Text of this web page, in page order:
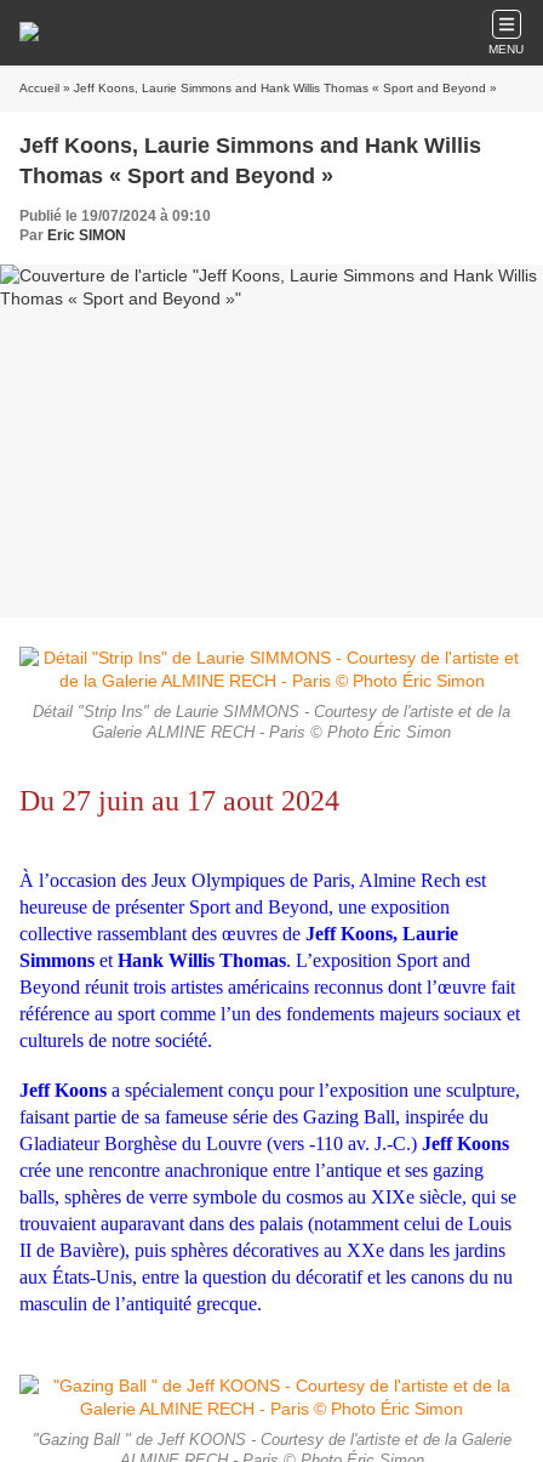
MENU
Accueil » Jeff Koons, Laurie Simmons and Hank Willis Thomas « Sport and Beyond »
Jeff Koons, Laurie Simmons and Hank Willis
Thomas « Sport and Beyond »
Publié le 19/07/2024 à 09:10
Par Eric SIMON
Détail "Strip Ins" de Laurie SIMMONS - Courtesy de l'artiste et de la
Galerie ALMINE RECH - Paris © Photo Éric Simon
Du 27 juin au 17 aout 2024
À l’occasion des Jeux Olympiques de Paris, Almine Rech est
heureuse de présenter Sport and Beyond, une exposition
collective rassemblant des œuvres de Jeff Koons, Laurie
Simmons et Hank Willis Thomas. L’exposition Sport and
Beyond réunit trois artistes américains reconnus dont l’œuvre fait
référence au sport comme l’un des fondements majeurs sociaux et
culturels de notre société.
Jeff Koons a spécialement conçu pour l’exposition une sculpture,
faisant partie de sa fameuse série des Gazing Ball, inspirée du
Gladiateur Borghèse du Louvre (vers -110 av. J.-C.) Jeff Koons
crée une rencontre anachronique entre l’antique et ses gazing
balls, sphères de verre symbole du cosmos au XIXe siècle, qui se
trouvaient auparavant dans des palais (notamment celui de Louis
II de Bavière), puis sphères décoratives au XXe dans les jardins
aux États-Unis, entre la question du décoratif et les canons du nu
masculin de l’antiquité grecque.
"Gazing Ball " de Jeff KOONS - Courtesy de l'artiste et de la Galerie